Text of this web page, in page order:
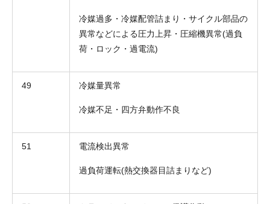
冷媒過多・冷媒配管詰まり・サイクル部品の
異常などによる圧力上昇・圧縮機異常(過負
荷・ロック・過電流)
49 冷媒量異常
冷媒不足・四方弁動作不良
51 電流検出異常
過負荷運転(熱交換器目詰まりなど)
お電話